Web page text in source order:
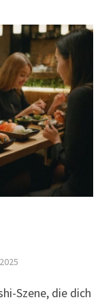
Szene, die dich